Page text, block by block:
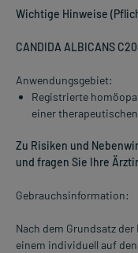
Wichtige Hinweise
CANDIDA ALBICANS
Anwendungsgebiet:
Registrierte
einer
Zu Risiken und
und fragen Sie Ihre
Gebrauchsinformation:
Nach dem Grundsatz
einem individuell auf